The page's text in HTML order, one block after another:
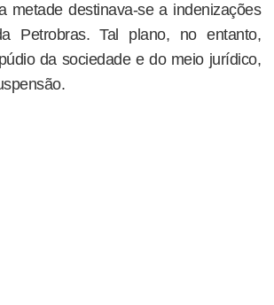
metade destinava-se a indenizações
Petrobras. Tal plano, no entanto,
da sociedade e do meio jurídico,